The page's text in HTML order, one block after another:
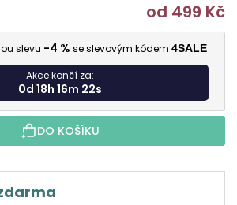
od 499 Kč
slevu -4 % se slevovým kódem 4SALE
Akce končí za:
0d 18h 16m 22s
DO KOŠÍKU